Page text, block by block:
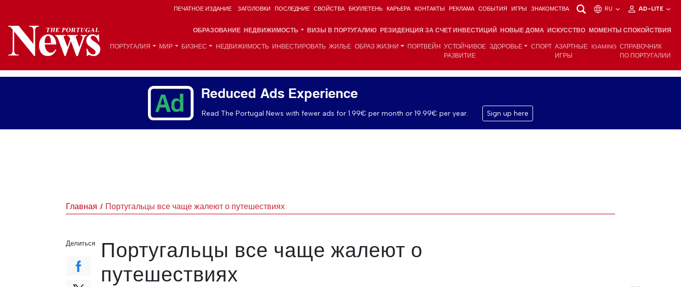
ПЕЧАТНОЕ ИЗДАНИЕ ЗАГОЛОВКИ ПОСЛЕДНИЕ СВОЙСТВА БЮЛЛЕТЕНЬ КАРЬЕРА КОНТАКТЫ РЕКЛАМА СОБЫТИЯ ИГРЫ ЗНАКОМСТВА RU AD-LITE
ОБРАЗОВАНИЕ НЕДВИЖИМОСТЬ ВИЗЫ В ПОРТУГАЛИЮ РЕЗИДЕНЦИЯ ЗА СЧЕТ ИНВЕСТИЦИЙ НОВЫЕ ДОМА ИСКУССТВО МОМЕНТЫ СПОКОЙСТВИЯ
ПОРТУГАЛИЯ МИР БИЗНЕС НЕДВИЖИМОСТЬ ИНВЕСТИРОВАТЬ ЖИЛЬЕ ОБРАЗ ЖИЗНИ ПОРТВЕЙН УСТОЙЧИВОЕ
РАЗВИТИЕ
ЗДОРОВЬЕ СПОРТ АЗАРТНЫЕ
ИГРЫ
IGAMING СПРАВОЧНИК
ПО ПОРТУГАЛИИ
Reduced Ads Experience
Read The Portugal News with fewer ads for 1.99€ per month or 19.99€ per year. Sign up here
Главная Португальцы все чаще жалеют о путешествиях
Португальцы все чаще жалеют о
путешествиях
Делиться